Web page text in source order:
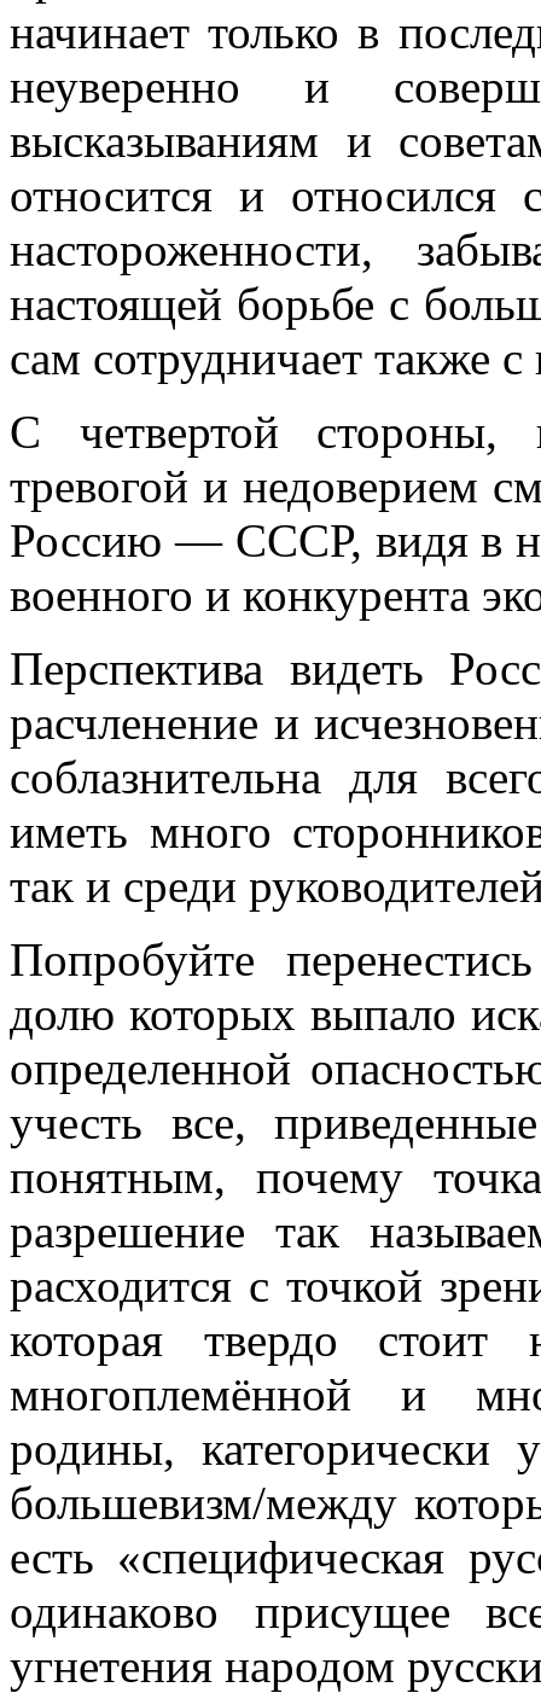
начинает только в
неуверенно и
высказываниям и
относится и
настороженности,
настоящей борьбе с
сам сотрудничает также
С четвертой стороны,
тревогой и недове­рием
Россию — СССР, видя в
военного и конкурента
Перспектива видеть
расчленение и
соблазнительна для
иметь много
так и среди
Попробуйте
долю которых выпало
определенной
учесть все,
понятным, почему
разрешение так
расходится с точкой
которая твердо стоит
многоплемённой и
родины,
большевизм/между
есть «специфическая
одинаково присущее
угнетения народом